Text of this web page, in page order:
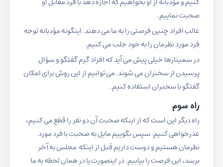
صحبت نماییم.
غالب افراد چنین فرصتی را به ما می دهند. اینگونه مؤدبانه توجه
فرد مورد نظرمان را به خود جلب می کنیم.
در سمینارها خیلی پیش می آید که افراد گرم گفتگو و سؤال
پرسیدن از سخنران می شوند. می توانیم از این روش برای امکان
گفتگو با سخنران استفاده کنیم.
راه سوم
راه دیگر این است که از اینکه صحبت آن دو نفر را قطع می کنیم،
عذرخواهی کنیم. سپس بگوییم مایل به صحبت با فرد مورد
نظرمان هستیم و دوست داریم قبل از اینکه مجلس به آخر
برسد، این فرصت را بیابیم. در اینصورت یا در همان لحظه به ما